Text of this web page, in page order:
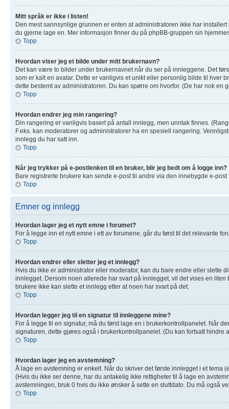
Mitt språk er ikke i listen!
Den mest sannsynlige grunnen er enten at administratoren ikke har
du gjerne lage en. Mer informasjon finner du på phpBB-gruppen sin
Topp
Hvordan viser jeg et bilde under mitt brukernavn?
Det kan være to bilder under brukernavnet når du ser på innleggene. Det
som er kalt en avatar. Dette er vanligvis et unikt eller personlig bilde til hver
dette bestemt av administratoren. Du kan spørre om hvorfor. (De har nok en
Topp
Hvordan endrer jeg min rangering?
Din rangering er vanligvis basert på antall innlegg, men unntak finnes.
F.eks. kan moderatorer og administratorer ha en spesiell rangering.
innlegg du har satt inn.
Topp
Når jeg trykker på e-postlenken til en bruker, blir jeg bedt om å logge inn?
Bare registrerte brukere kan sende e-post til andre via den innebygde e-
Topp
Emner og innlegg
Hvordan lager jeg et nytt emne i forumet?
For å legge inn et nytt emne i ett av forumene, går du først til det relevante
Topp
Hvordan endrer eller sletter jeg et innlegg?
Hvis du ikke er administrator eller moderator, kan du bare endre eller slette
innlegget. Dersom noen allerede har svart på innlegget, vil det vises en
brukere ikke kan slette et innlegg etter at noen har svart på det.
Topp
Hvordan legger jeg til en signatur til innleggene mine?
For å legge til en signatur, må du først lage en i brukerkontrollpanelet. Når
signaturen, dette gjøres også i brukerkontrollpanelet. (Du kan fortsatt hindre
Topp
Hvordan lager jeg en avstemning?
Å lage en avstemning er enkelt. Når du skriver det første innlegget i et tema
(Hvis du ikke ser denne, har du antakelig ikke rettigheter til å lage en
avstemningen, bruk 0 hvis du ikke ønsker å sette en sluttdato. Du må også
Topp